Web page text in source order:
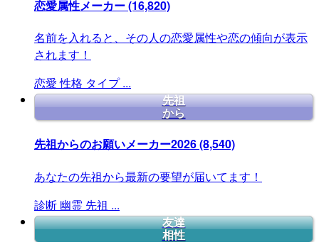
恋愛属性メーカー(16,820)
名前を入れると、その人の恋愛属性や恋の傾向が表示
されます！
恋愛 性格 タイプ ...
先祖
から
先祖からのお願いメーカー2026(8,540)
あなたの先祖から最新の要望が届いてます！
診断 幽霊 先祖 ...
友達
相性